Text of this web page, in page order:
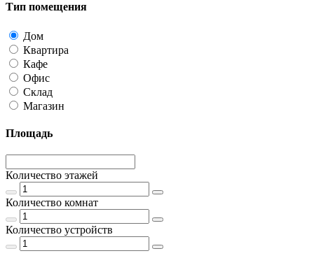
Тип помещения
Дом
Квартира
Кафе
Офис
Склад
Магазин
Площадь
Количество этажей
Количество комнат
Количество устройств